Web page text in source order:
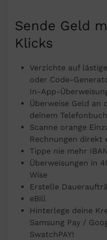
Sende Geld
Klicks
Verzichte auf
oder Code-
In-App-
Überweise Geld an
deinem Telefonbuch
Scanne orange
Rechnungen direkt
Tippe nie mehr
Überweisungen in
Wise
Erstelle
eBill
Hinterlege deine
Samsung Pay /
SwatchPAY!